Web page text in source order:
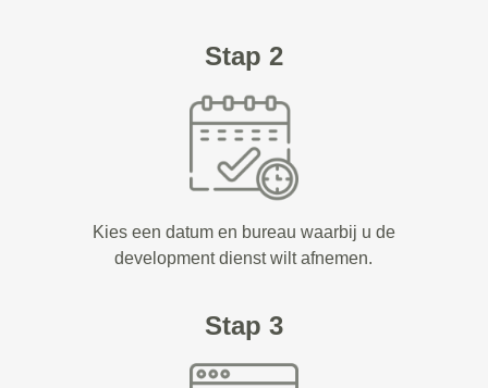
Stap 2
Kies een datum en bureau waarbij u de
development dienst wilt afnemen.
Stap 3